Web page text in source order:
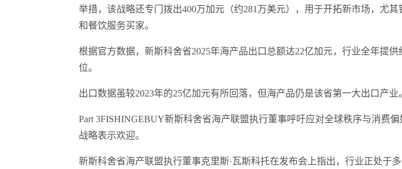
举措，该战略还专门拨出400万加元（约281万美元），用于开拓新市场，尤
和餐饮服务买家。
根据官方数据，新斯科舍省2025年海产品出口总额达22亿加元，行业全年提供
位。
出口数据虽较2023年的25亿加元有所回落，但海产品仍是该省第一大出口产业
Part 3FISHINGEBUY新斯科舍省海产联盟执行董事呼吁应对全球秩序与消费
战略表示欢迎。
新斯科舍省海产联盟执行董事克里斯·瓦斯科托在发布会上指出，行业正处